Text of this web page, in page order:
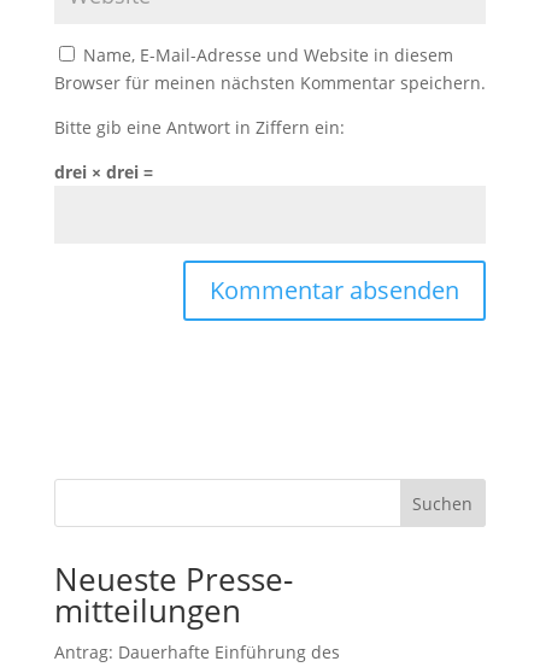
Name, E-Mail-Adresse und Website in diesem
Browser für meinen nächsten Kommentar speichern.
Bitte gib eine Antwort in Ziffern ein:
drei × drei =
Suchen
Neueste Presse-
mitteilungen
Antrag: Dauerhafte Einführung des